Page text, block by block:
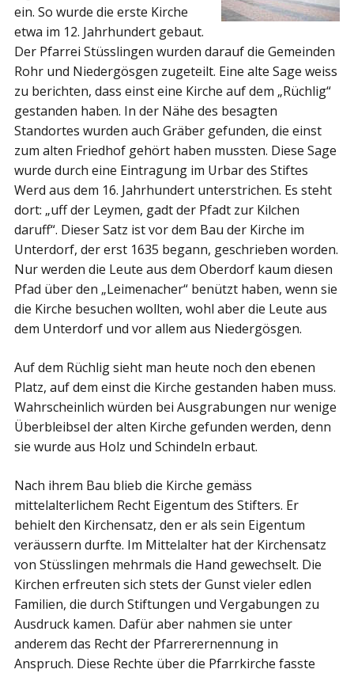
ein. So wurde die erste Kirche
etwa im 12. Jahrhundert gebaut.
Der Pfarrei Stüsslingen wurden darauf die Gemeinden
Rohr und Niedergösgen zugeteilt. Eine alte Sage weiss
zu berichten, dass einst eine Kirche auf dem „Rüchlig“
gestanden haben. In der Nähe des besagten
Standortes wurden auch Gräber gefunden, die einst
zum alten Friedhof gehört haben mussten. Diese Sage
wurde durch eine Eintragung im Urbar des Stiftes
Werd aus dem 16. Jahrhundert unterstrichen. Es steht
dort: „uff der Leymen, gadt der Pfadt zur Kilchen
daruff“. Dieser Satz ist vor dem Bau der Kirche im
Unterdorf, der erst 1635 begann, geschrieben worden.
Nur werden die Leute aus dem Oberdorf kaum diesen
Pfad über den „Leimenacher“ benützt haben, wenn sie
die Kirche besuchen wollten, wohl aber die Leute aus
dem Unterdorf und vor allem aus Niedergösgen.
Auf dem Rüchlig sieht man heute noch den ebenen
Platz, auf dem einst die Kirche gestanden haben muss.
Wahrscheinlich würden bei Ausgrabungen nur wenige
Überbleibsel der alten Kirche gefunden werden, denn
sie wurde aus Holz und Schindeln erbaut.
Nach ihrem Bau blieb die Kirche gemäss
mittelalterlichem Recht Eigentum des Stifters. Er
behielt den Kirchensatz, den er als sein Eigentum
veräussern durfte. Im Mittelalter hat der Kirchensatz
von Stüsslingen mehrmals die Hand gewechselt. Die
Kirchen erfreuten sich stets der Gunst vieler edlen
Familien, die durch Stiftungen und Vergabungen zu
Ausdruck kamen. Dafür aber nahmen sie unter
anderem das Recht der Pfarrerernennung in
Anspruch. Diese Rechte über die Pfarrkirche fasste